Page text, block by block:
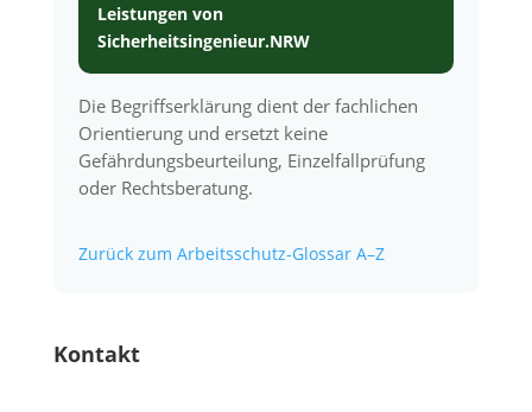
Leistungen von
Sicherheitsingenieur.NRW
Die Begriffserklärung dient der fachlichen
Orientierung und ersetzt keine
Gefährdungsbeurteilung, Einzelfallprüfung
oder Rechtsberatung.
Zurück zum Arbeitsschutz-Glossar A–Z
Kontakt